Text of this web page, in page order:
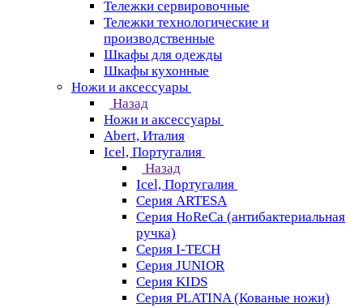
Тележки сервировочные
Тележки технологические и
производственные
Шкафы для одежды
Шкафы кухонные
Ножи и аксессуары
Назад
Ножи и аксессуары
Abert, Италия
Icel, Португалия
Назад
Icel, Португалия
Серия ARTESA
Серия HoReCa (антибактериальная
ручка)
Серия I-TECH
Серия JUNIOR
Серия KIDS
Серия PLATINA (Кованые ножи)